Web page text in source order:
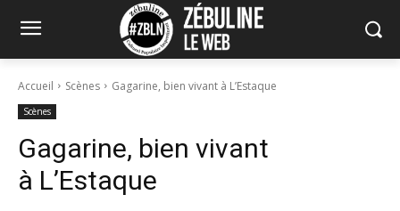
Accueil Scènes Gagarine, bien vivant à L’Estaque
Scènes
Gagarine, bien vivant
à L’Estaque